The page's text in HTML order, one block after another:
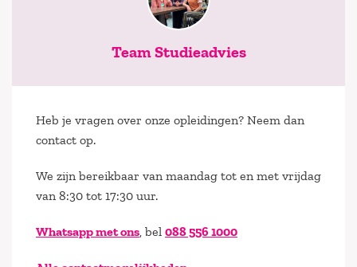
Team Studieadvies
Heb je vragen over onze opleidingen? Neem dan
contact op.
We zijn bereikbaar van maandag tot en met vrijdag
van 8:30 tot 17:30 uur.
Whatsapp met ons , bel 088 556 1000